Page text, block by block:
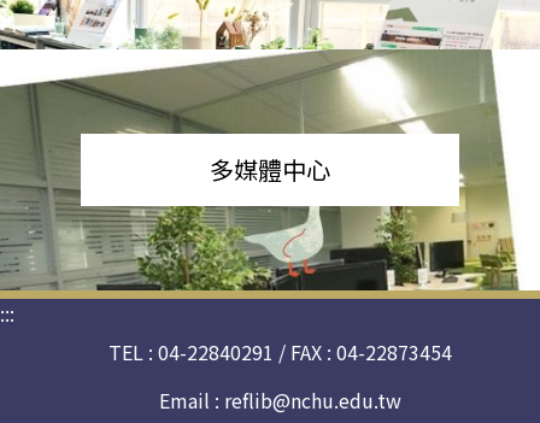
多媒體中心
:::
TEL : 04-22840291 / FAX : 04-22873454
Email : reflib@nchu.edu.tw